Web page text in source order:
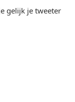
gelijk je tweeter